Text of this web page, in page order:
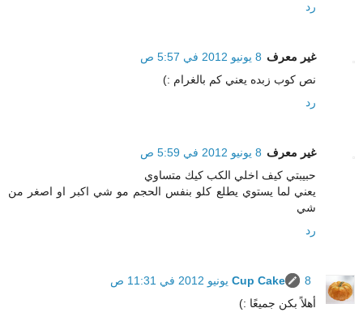
رد
غير معرف 8 يونيو 2012 في 5:57 ص
نص كوب زبده يعني كم بالغرام :)
رد
غير معرف 8 يونيو 2012 في 5:59 ص
حبيبتي كيف اخلي الكب كيك متساوي
يعني لما يستوي يطلع كلو بنفس الحجم مو شي اكبر او اصغر من
شي
رد
Cup Cake
8 يونيو 2012 في 11:31 ص
أهلاً بكن جميعًا :)